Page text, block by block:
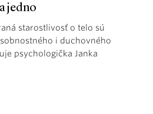
jedno
starostlivosť o telo sú
i duchovného
psychologička Janka